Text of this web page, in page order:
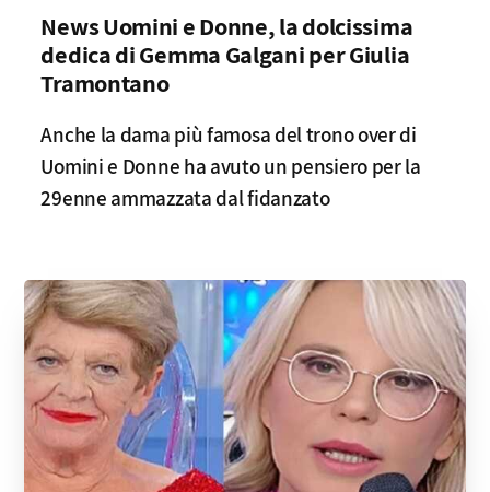
News Uomini e Donne, la dolcissima
dedica di Gemma Galgani per Giulia
Tramontano
Anche la dama più famosa del trono over di
Uomini e Donne ha avuto un pensiero per la
29enne ammazzata dal fidanzato